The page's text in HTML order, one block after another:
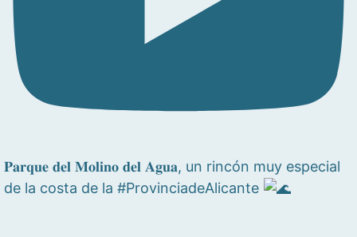
𝐏𝐚𝐫𝐪𝐮𝐞 𝐝𝐞𝐥 𝐌𝐨𝐥𝐢𝐧𝐨 𝐝𝐞𝐥 𝐀𝐠𝐮𝐚, un rincón muy especial
de la costa de la #ProvinciadeAlicante